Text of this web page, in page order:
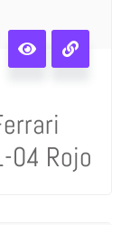
04 Rojo